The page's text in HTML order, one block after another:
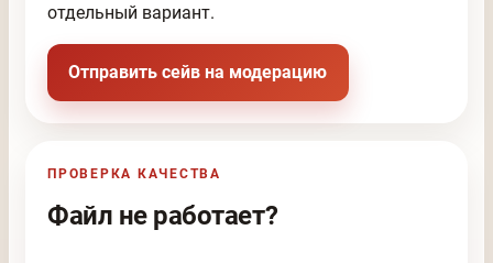
отдельный вариант.
Отправить сейв на модерацию
ПРОВЕРКА КАЧЕСТВА
Файл не работает?